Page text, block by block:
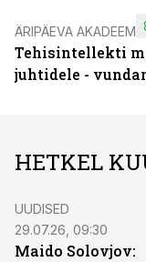
ÄRIPÄEVA AKADEEMIA
Tehisintellekti
juhtidele -
HETKEL
UUDISED
29.07.26, 09:30
Maido Solovjov: